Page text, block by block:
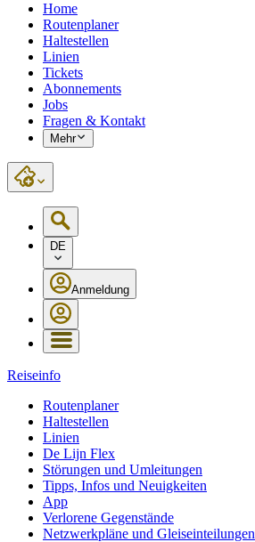
Home
Routenplaner
Haltestellen
Linien
Tickets
Abonnements
Jobs
Fragen & Kontakt
Mehr
DE
Anmeldung
Reiseinfo
Routenplaner
Haltestellen
Linien
De Lijn Flex
Störungen und Umleitungen
Tipps, Infos und Neuigkeiten
App
Verlorene Gegenstände
Netzwerkpläne und Gleiseinteilungen